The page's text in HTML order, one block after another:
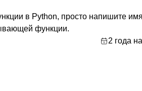
в Python, просто напишите
функции.
2 года